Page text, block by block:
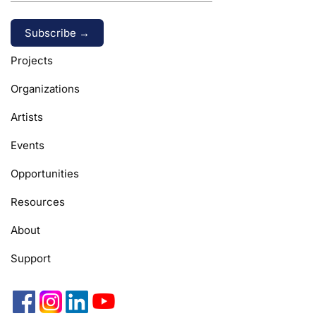
Alternative:
Projects
Organizations
Artists
Events
Opportunities
Resources
About
Support